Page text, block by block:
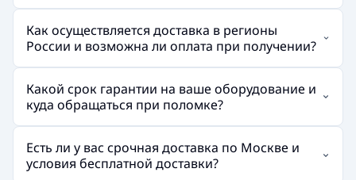
Как осуществляется доставка в регионы
России и возможна ли оплата при получении?
Какой срок гарантии на ваше оборудование и
куда обращаться при поломке?
Есть ли у вас срочная доставка по Москве и
условия бесплатной доставки?